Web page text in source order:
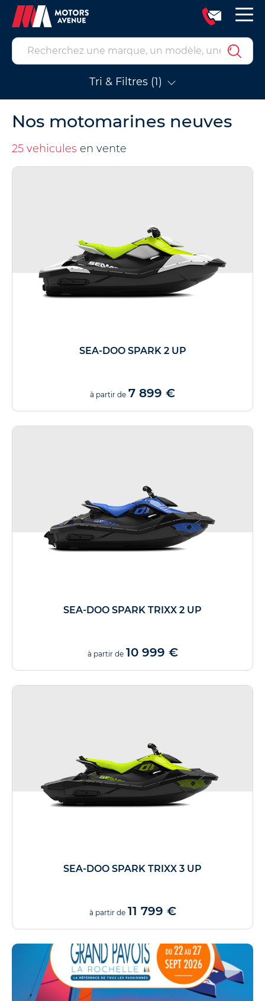
Tri & Filtres (1)
Nos motomarines neuves
25 vehicules en vente
SEA-DOO SPARK 2 UP
à partir de 7 899 €
SEA-DOO SPARK TRIXX 2 UP
à partir de 10 999 €
SEA-DOO SPARK TRIXX 3 UP
à partir de 11 799 €